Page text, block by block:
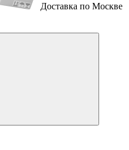
Доставка по Москве